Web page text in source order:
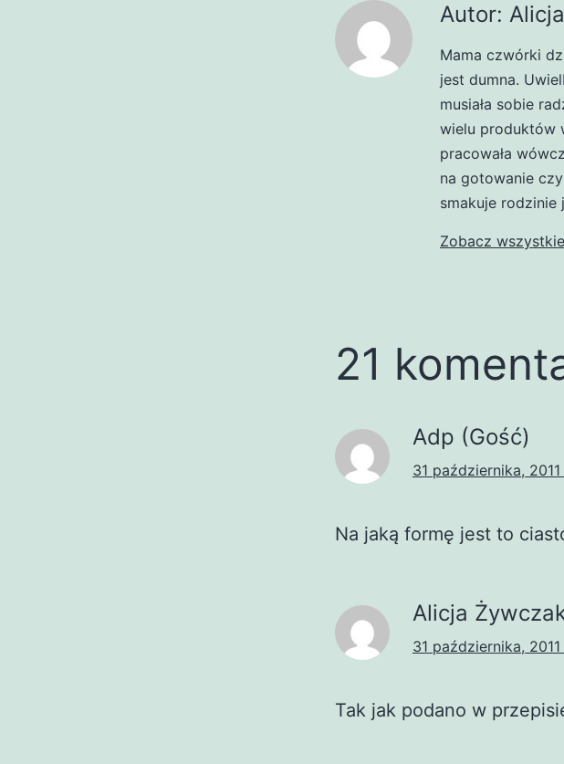
Autor:
Mama czwórki
jest dumna.
musiała sobie
wielu produktów
pracowała
na gotowanie
smakuje rodzinie
Zobacz
21
Adp (Gość)
31 października,
Na jaką formę jest to
Alicja
31 października,
Tak jak podano w